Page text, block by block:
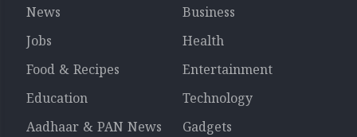
News
Business
Jobs
Health
Food & Recipes
Entertainment
Education
Technology
Aadhaar & PAN News
Gadgets